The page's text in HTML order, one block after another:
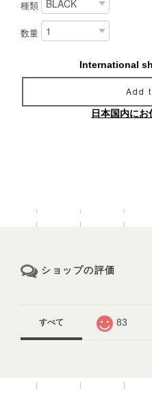
種類
数量
International
Add
日本国内に
ショップの評価
すべて 83